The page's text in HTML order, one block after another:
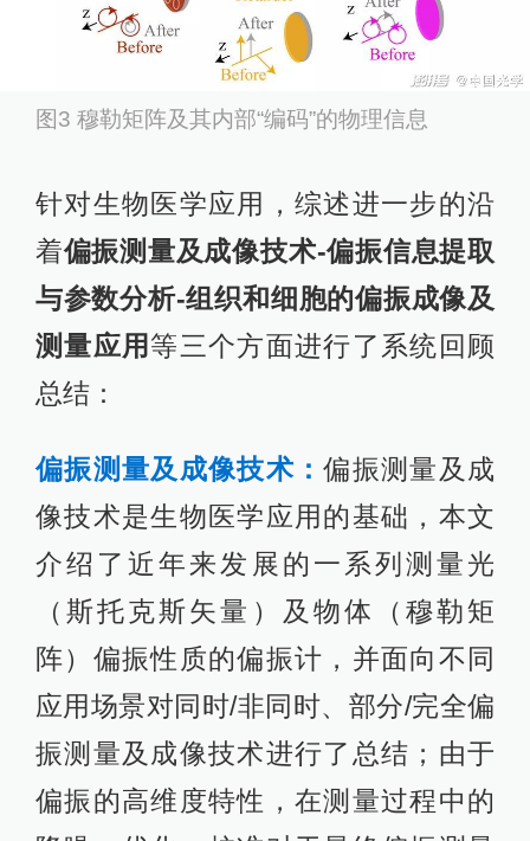
图3 穆勒矩阵及其内部“编码”的物理信息
针对生物医学应用，综述进一步的沿
着偏振测量及成像技术-偏振信息提取
与参数分析-组织和细胞的偏振成像及
测量应用 等三个方面进行了系统回顾
总结：
偏振测量及成像技术：偏振测量及成
像技术是生物医学应用的基础，本文
介绍了近年来发展的一系列测量光
（斯托克斯矢量）及物体（穆勒矩
阵）偏振性质的偏振计，并面向不同
应用场景对同时/非同时、部分/完全偏
振测量及成像技术进行了总结；由于
偏振的高维度特性，在测量过程中的